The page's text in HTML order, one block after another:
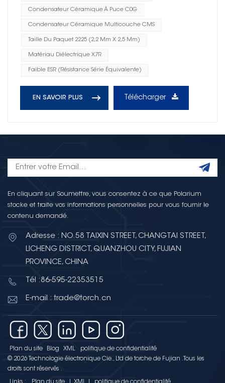
Condensateur Céramique À Puce C0G
Condensateur Céramique Multicouche CMS
Taille Du Paquet 2225 (2,2 Mm X 2,5 Mm)
Matériau Diélectrique X7R
Faible ESR (résistance Série Équivalente)
EN SAVOIR PLUS Télécharger
En cliquant sur Soumettre, vous consentez à ce que Polarium
stocke et traite vos informations personnelles pour vous fournir le
contenu demandé.
Adresse : NO.58 TAIXIN STREET, CHANGTAI STREET,
LICHENG DISTRICT, QUANZHOU CITY, FUJIAN
PROVINCE, CHINA
Tél :86-595-22353515
E-mail : trade@torch.cn
Plan du site Blog XML
politique de confidentialité
© 2026 Technologie électronique Cie., Ltd de torche de Fujian .Tous les
droits sont réservés .
Links : Plan du site XML politique de confidentialité